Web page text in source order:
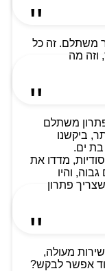
משתלם. זה כל
וזה מה
משתלם
ביקשנו
ים.
מדדו את
והיו
פתרון
מעולה,
אפשר לבקש?